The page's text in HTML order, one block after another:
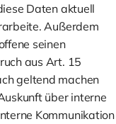
Daten aktuell
Außerdem
seinen
aus Art. 15
geltend machen
über interne
Kommunikation